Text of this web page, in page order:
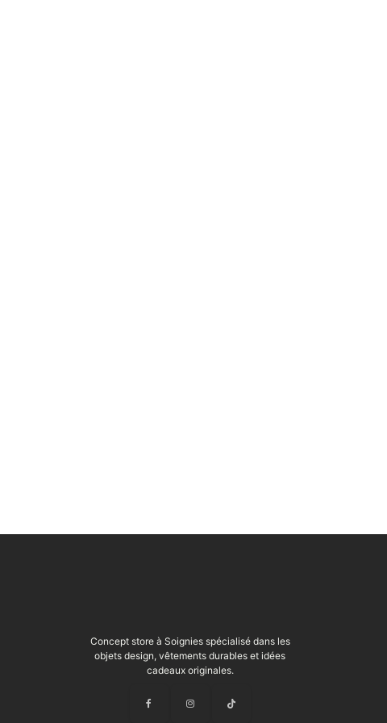
Concept store à Soignies spécialisé dans les
objets design, vêtements durables et idées
cadeaux originales.